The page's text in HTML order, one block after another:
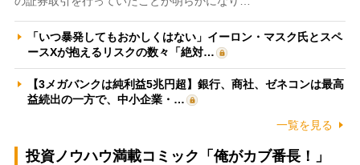
「いつ暴発してもおかしくはない」イーロン・マスク氏とスペ
ースXが抱えるリスクの数々「絶対…
【3メガバンクは純利益5兆円超】銀行、商社、ゼネコンは最高
益続出の一方で、中小企業・…
一覧を見る
投資ノウハウ満載コミック「俺がカブ番長！」